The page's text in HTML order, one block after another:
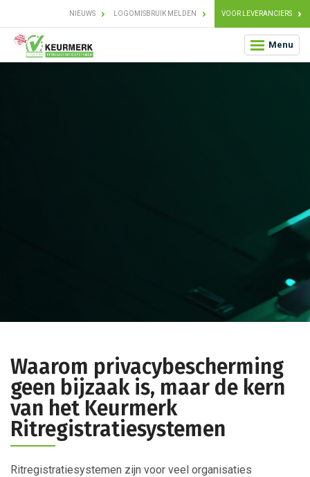
NIEUWS LOGOMISBRUIK MELDEN VOOR LEVERANCIERS
Menu
Waarom privacybescherming
geen bijzaak is, maar de kern
van het Keurmerk
Ritregistratiesystemen
Ritregistratiesystemen zijn voor veel organisaties